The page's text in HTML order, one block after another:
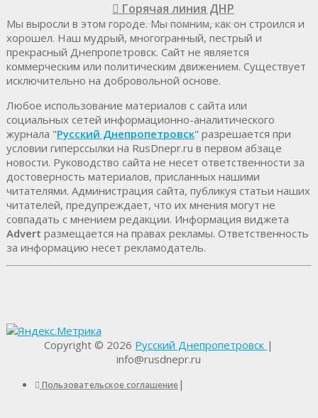
Горячая линия ДНР
Мы выросли в этом городе. Мы помним, как он строился и
хорошел. Наш мудрый, многогранный, пестрый и
прекрасный Днепропетровск. Cайт не является
коммерческим или политическим движением. Существует
исключительно на добровольной основе.
Любое использование материалов c сайта или
социальных сетей информационно-аналитического
журнала "Русский Днепропетровск" разрешается при
условии гиперссылки на RusDnepr.ru в первом абзаце
новости. Руководство сайта не несет ответственности за
достоверность материалов, присланных нашими
читателями. Администрация сайта, публикуя статьи наших
читателей, предупреждает, что их мнения могут не
совпадать с мнением редакции. Информация виджета
Advert размещается на правах рекламы. Ответственность
за информацию несет рекламодатель.
Copyright © 2026 Русский Днепропетровск |
info@rusdnepr.ru
Пользовательское соглашение |